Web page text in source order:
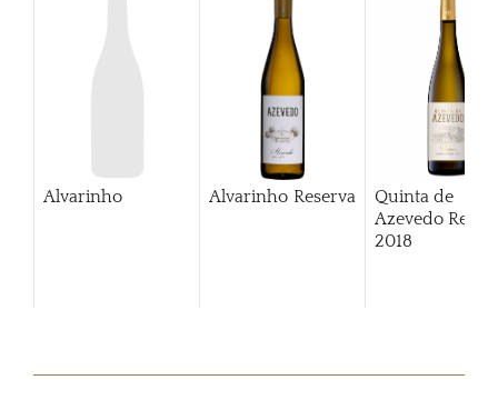
Alvarinho Alvarinho Reserva
Quinta de
Azevedo
2018